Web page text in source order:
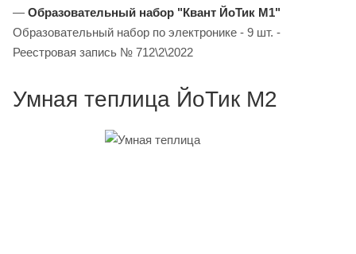
— Образовательный набор "Квант ЙоТик М1"
Образовательный набор по электронике - 9 шт. -
Реестровая запись № 712\2\2022
Умная теплица ЙоТик М2